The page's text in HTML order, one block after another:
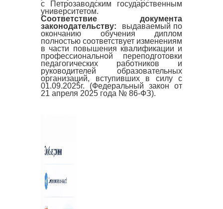
с Петрозаводским государственным
университетом.
Соответствие документа
законодательству: выдаваемый по
окончанию обучения диплом
полностью соответствует изменениям
в части повышения квалификации и
профессиональной переподготовки
педагогических работников и
руководителей образовательных
организаций, вступивших в силу с
01.09.2025г. (Федеральный закон от
21 апреля 2025 года № 86-ФЗ).